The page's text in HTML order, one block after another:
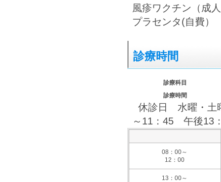
風疹ワクチン（
プラセンタ(自費）
診療時間
診療科目
診療時間
休診日 水曜・土
～11：45 午後13
08：00～
12：00
13：00～